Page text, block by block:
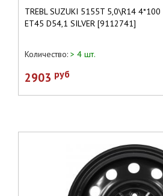
TREBL SUZUKI 5155T 5,0\R14 4*100
ET45 D54,1 SILVER [9112741]
Количество: > 4 шт.
2903 руб